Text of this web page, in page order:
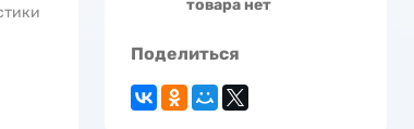
товара нет
Поделиться